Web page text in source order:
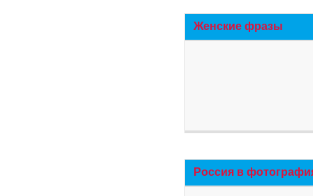
Женские фразы
Россия в